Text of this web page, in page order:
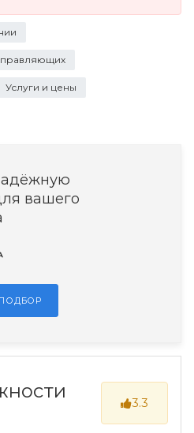
Услуги и цены
вашего
3.3